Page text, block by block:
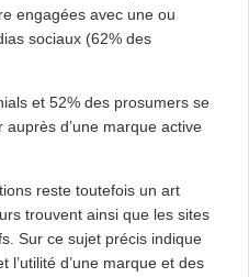
engagées avec une ou
sociaux (62% des
et 52% des prosumers se
d’une marque active
reste toutefois un art
trouvent ainsi que les sites
Sur ce sujet précis indique
l’utilité d’une marque et des